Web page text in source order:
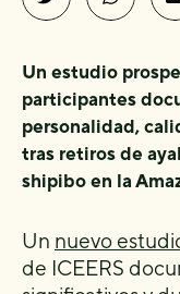
Un estudio
participantes
personalidad,
tras retiros de
shipibo en la
Un nuevo
de ICEERS